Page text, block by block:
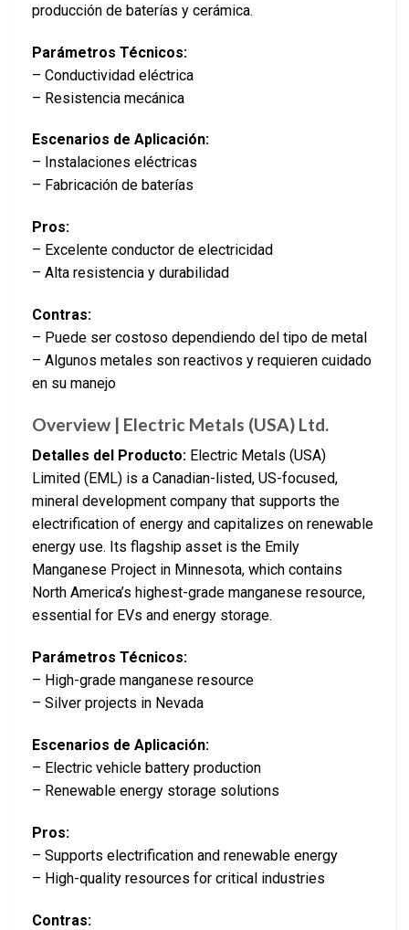
producción de baterías y cerámica.
Parámetros Técnicos:
– Conductividad eléctrica
– Resistencia mecánica
Escenarios de Aplicación:
– Instalaciones eléctricas
– Fabricación de baterías
Pros:
– Excelente conductor de electricidad
– Alta resistencia y durabilidad
Contras:
– Puede ser costoso dependiendo del tipo de metal
– Algunos metales son reactivos y requieren cuidado
en su manejo
Overview | Electric Metals (USA) Ltd.
Detalles del Producto: Electric Metals (USA)
Limited (EML) is a Canadian-listed, US-focused,
mineral development company that supports the
electrification of energy and capitalizes on renewable
energy use. Its flagship asset is the Emily
Manganese Project in Minnesota, which contains
North America’s highest-grade manganese resource,
essential for EVs and energy storage.
Parámetros Técnicos:
– High-grade manganese resource
– Silver projects in Nevada
Escenarios de Aplicación:
– Electric vehicle battery production
– Renewable energy storage solutions
Pros:
– Supports electrification and renewable energy
– High-quality resources for critical industries
Contras: